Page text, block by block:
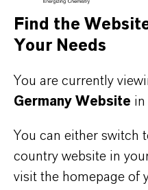
NUR FÜR
DerDigital
ein Service, den
seine Kunden und
erhalten Sie von
kompakte
Find the
Your Needs
You are currently
Germany Website in
You can either switch
country website in
visit the homepage of